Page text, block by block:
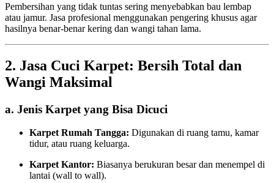
Pembersihan yang tidak tuntas sering menyebabkan bau lembap
atau jamur. Jasa profesional menggunakan pengering khusus agar
hasilnya benar-benar kering dan wangi tahan lama.
2. Jasa Cuci Karpet: Bersih Total dan
Wangi Maksimal
a. Jenis Karpet yang Bisa Dicuci
Karpet Rumah Tangga: Digunakan di ruang tamu, kamar
tidur, atau ruang keluarga.
Karpet Kantor: Biasanya berukuran besar dan menempel di
lantai (wall to wall).